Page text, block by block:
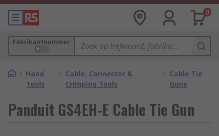
0
Fabrikantnummer
/ Hand
Tools
/ Cable, Connector &
Crimping Tools
/ Cable Tie
Guns
Panduit GS4EH-E Cable Tie Gun